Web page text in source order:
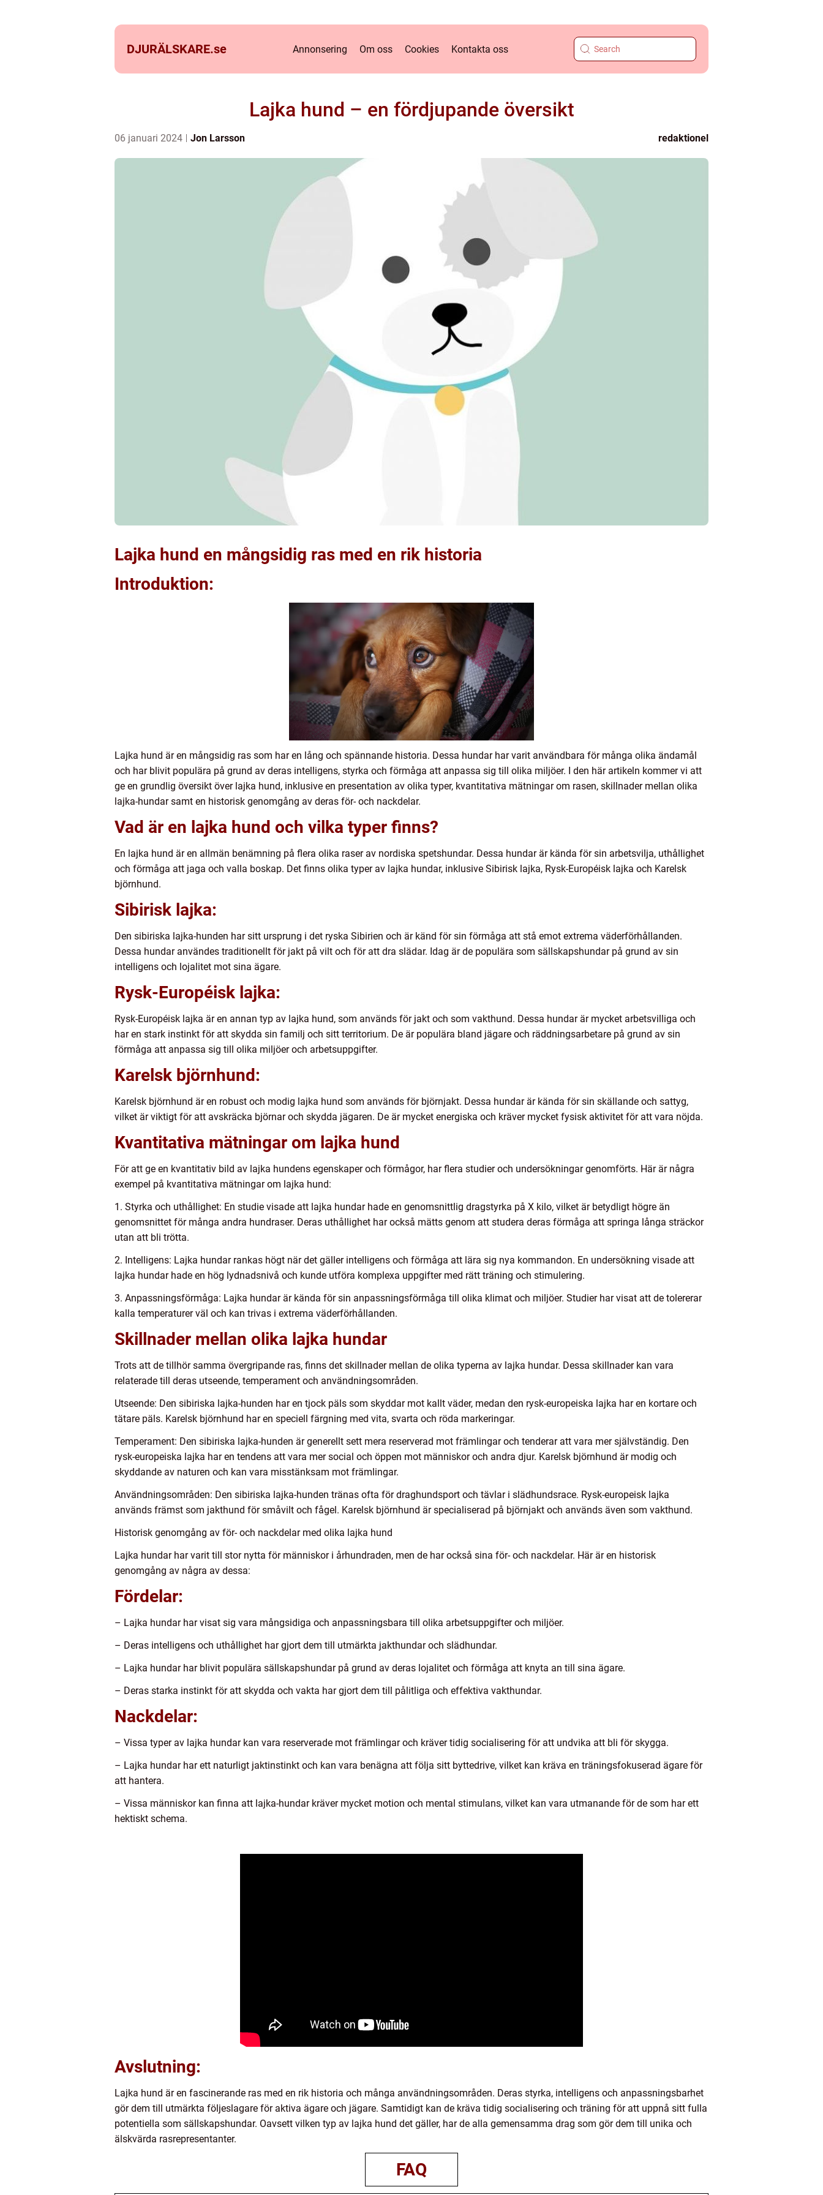
DJURÄLSKARE.se Annonsering Om oss Cookies Kontakta oss
Lajka hund – en fördjupande översikt
06 januari 2024 Jon Larsson redaktionel
Lajka hund en mångsidig ras med en rik historia
Introduktion:
Lajka hund är en mångsidig ras som har en lång och spännande historia. Dessa hundar har varit användbara för många olika ändamål
och har blivit populära på grund av deras intelligens, styrka och förmåga att anpassa sig till olika miljöer. I den här artikeln kommer vi att
ge en grundlig översikt över lajka hund, inklusive en presentation av olika typer, kvantitativa mätningar om rasen, skillnader mellan olika
lajka-hundar samt en historisk genomgång av deras för- och nackdelar.
Vad är en lajka hund och vilka typer finns?
En lajka hund är en allmän benämning på flera olika raser av nordiska spetshundar. Dessa hundar är kända för sin arbetsvilja, uthållighet
och förmåga att jaga och valla boskap. Det finns olika typer av lajka hundar, inklusive Sibirisk lajka, Rysk-Européisk lajka och Karelsk
björnhund.
Sibirisk lajka:
Den sibiriska lajka-hunden har sitt ursprung i det ryska Sibirien och är känd för sin förmåga att stå emot extrema väderförhållanden.
Dessa hundar användes traditionellt för jakt på vilt och för att dra slädar. Idag är de populära som sällskapshundar på grund av sin
intelligens och lojalitet mot sina ägare.
Rysk-Européisk lajka:
Rysk-Européisk lajka är en annan typ av lajka hund, som används för jakt och som vakthund. Dessa hundar är mycket arbetsvilliga och
har en stark instinkt för att skydda sin familj och sitt territorium. De är populära bland jägare och räddningsarbetare på grund av sin
förmåga att anpassa sig till olika miljöer och arbetsuppgifter.
Karelsk björnhund:
Karelsk björnhund är en robust och modig lajka hund som används för björnjakt. Dessa hundar är kända för sin skällande och sattyg,
vilket är viktigt för att avskräcka björnar och skydda jägaren. De är mycket energiska och kräver mycket fysisk aktivitet för att vara nöjda.
Kvantitativa mätningar om lajka hund
För att ge en kvantitativ bild av lajka hundens egenskaper och förmågor, har flera studier och undersökningar genomförts. Här är några
exempel på kvantitativa mätningar om lajka hund:
1. Styrka och uthållighet: En studie visade att lajka hundar hade en genomsnittlig dragstyrka på X kilo, vilket är betydligt högre än
genomsnittet för många andra hundraser. Deras uthållighet har också mätts genom att studera deras förmåga att springa långa sträckor
utan att bli trötta.
2. Intelligens: Lajka hundar rankas högt när det gäller intelligens och förmåga att lära sig nya kommandon. En undersökning visade att
lajka hundar hade en hög lydnadsnivå och kunde utföra komplexa uppgifter med rätt träning och stimulering.
3. Anpassningsförmåga: Lajka hundar är kända för sin anpassningsförmåga till olika klimat och miljöer. Studier har visat att de tolererar
kalla temperaturer väl och kan trivas i extrema väderförhållanden.
Skillnader mellan olika lajka hundar
Trots att de tillhör samma övergripande ras, finns det skillnader mellan de olika typerna av lajka hundar. Dessa skillnader kan vara
relaterade till deras utseende, temperament och användningsområden.
Utseende: Den sibiriska lajka-hunden har en tjock päls som skyddar mot kallt väder, medan den rysk-europeiska lajka har en kortare och
tätare päls. Karelsk björnhund har en speciell färgning med vita, svarta och röda markeringar.
Temperament: Den sibiriska lajka-hunden är generellt sett mera reserverad mot främlingar och tenderar att vara mer självständig. Den
rysk-europeiska lajka har en tendens att vara mer social och öppen mot människor och andra djur. Karelsk björnhund är modig och
skyddande av naturen och kan vara misstänksam mot främlingar.
Användningsområden: Den sibiriska lajka-hunden tränas ofta för draghundsport och tävlar i slädhundsrace. Rysk-europeisk lajka
används främst som jakthund för småvilt och fågel. Karelsk björnhund är specialiserad på björnjakt och används även som vakthund.
Historisk genomgång av för- och nackdelar med olika lajka hund
Lajka hundar har varit till stor nytta för människor i århundraden, men de har också sina för- och nackdelar. Här är en historisk
genomgång av några av dessa:
Fördelar:
– Lajka hundar har visat sig vara mångsidiga och anpassningsbara till olika arbetsuppgifter och miljöer.
– Deras intelligens och uthållighet har gjort dem till utmärkta jakthundar och slädhundar.
– Lajka hundar har blivit populära sällskapshundar på grund av deras lojalitet och förmåga att knyta an till sina ägare.
– Deras starka instinkt för att skydda och vakta har gjort dem till pålitliga och effektiva vakthundar.
Nackdelar:
– Vissa typer av lajka hundar kan vara reserverade mot främlingar och kräver tidig socialisering för att undvika att bli för skygga.
– Lajka hundar har ett naturligt jaktinstinkt och kan vara benägna att följa sitt byttedrive, vilket kan kräva en träningsfokuserad ägare för
att hantera.
– Vissa människor kan finna att lajka-hundar kräver mycket motion och mental stimulans, vilket kan vara utmanande för de som har ett
hektiskt schema.
Avslutning:
Lajka hund är en fascinerande ras med en rik historia och många användningsområden. Deras styrka, intelligens och anpassningsbarhet
gör dem till utmärkta följeslagare för aktiva ägare och jägare. Samtidigt kan de kräva tidig socialisering och träning för att uppnå sitt fulla
potentiella som sällskapshundar. Oavsett vilken typ av lajka hund det gäller, har de alla gemensamma drag som gör dem till unika och
älskvärda rasrepresentanter.
FAQ